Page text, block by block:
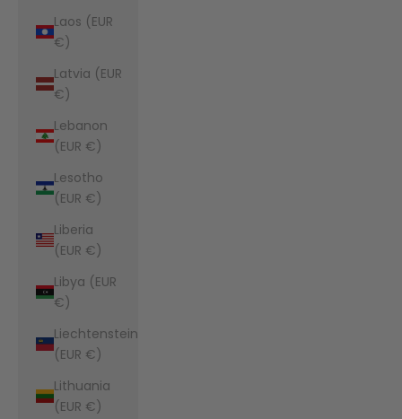
Laos (EUR
€)
Latvia (EUR
€)
Lebanon
(EUR €)
Lesotho
(EUR €)
Liberia
(EUR €)
Libya (EUR
€)
Liechtenstein
(EUR €)
Lithuania
(EUR €)